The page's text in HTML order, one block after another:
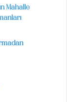
Mahalle